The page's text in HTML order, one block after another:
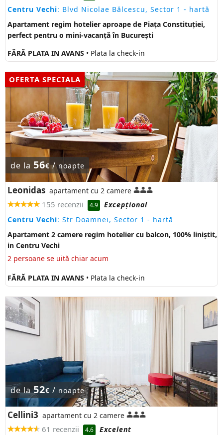
Centru Vechi: Blvd Nicolae Bălcescu, Sector 1 - hartă
Apartament regim hotelier aproape de Piața Constituției,
perfect pentru o mini-vacanță în București
FĂRĂ PLATA IN AVANS • Plata la check-in
OFERTA SPECIALA
de la 56€/noapte
Leonidas apartament cu 2 camere
155 recenzii 4.9
Excepţional
Centru Vechi: Str Doamnei, Sector 1 - hartă
Apartament 2 camere regim hotelier cu balcon, 100% liniștit,
in Centru Vechi
2 persoane se uită chiar acum
FĂRĂ PLATA IN AVANS • Plata la check-in
de la52€ / noapte
Cellini3 apartament cu 2 camere
61 recenzii 4.6
Excelent